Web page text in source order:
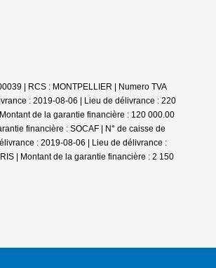
| RCS : MONTPELLIER | Numero TVA
: 2019-08-06 | Lieu de délivrance : 220
de la garantie financière : 120 000.00
financière : SOCAF | N° de caisse de
: 2019-08-06 | Lieu de délivrance :
| Montant de la garantie financière : 2 150